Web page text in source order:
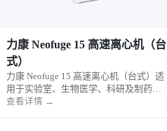
力康 Neofuge 15 高速离心机（台
式）
力康 Neofuge 15 高速离心机（台式）适
用于实验室、生物医学、科研及制药样
品分离，具备高速离心性能，操作便
查看详情 →